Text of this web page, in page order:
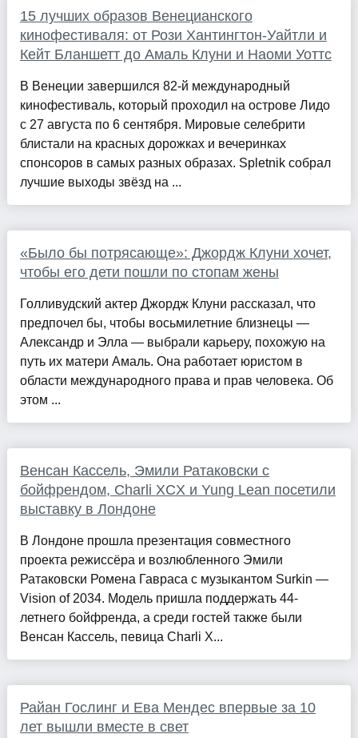
15 лучших образов Венецианского
кинофестиваля: от Рози Хантингтон-Уайтли и
Кейт Бланшетт до Амаль Клуни и Наоми Уоттс
В Венеции завершился 82-й международный
кинофестиваль, который проходил на острове Лидо
с 27 августа по 6 сентября. Мировые селебрити
блистали на красных дорожках и вечеринках
спонсоров в самых разных образах. Spletnik собрал
лучшие выходы звёзд на ...
«Было бы потрясающе»: Джордж Клуни хочет,
чтобы его дети пошли по стопам жены
Голливудский актер Джордж Клуни рассказал, что
предпочел бы, чтобы восьмилетние близнецы —
Александр и Элла — выбрали карьеру, похожую на
путь их матери Амаль. Она работает юристом в
области международного права и прав человека. Об
этом ...
Венсан Кассель, Эмили Ратаковски с
бойфрендом, Charli XCX и Yung Lean посетили
выставку в Лондоне
В Лондоне прошла презентация совместного
проекта режиссёра и возлюбленного Эмили
Ратаковски Ромена Гавраса с музыкантом Surkin —
Vision of 2034. Модель пришла поддержать 44-
летнего бойфренда, а среди гостей также были
Венсан Кассель, певица Charli X...
Райан Гослинг и Ева Мендес впервые за 10
лет вышли вместе в свет